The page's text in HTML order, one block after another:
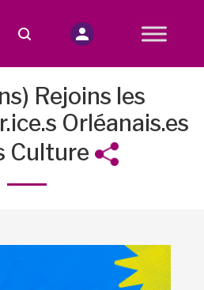
Rejoins les
Orléanais.es
Culture